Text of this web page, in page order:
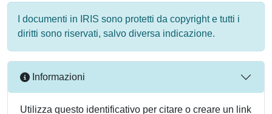
I documenti in IRIS sono protetti da copyright e tutti i
diritti sono riservati, salvo diversa indicazione.
Informazioni
Utilizza questo identificativo per citare o creare un link